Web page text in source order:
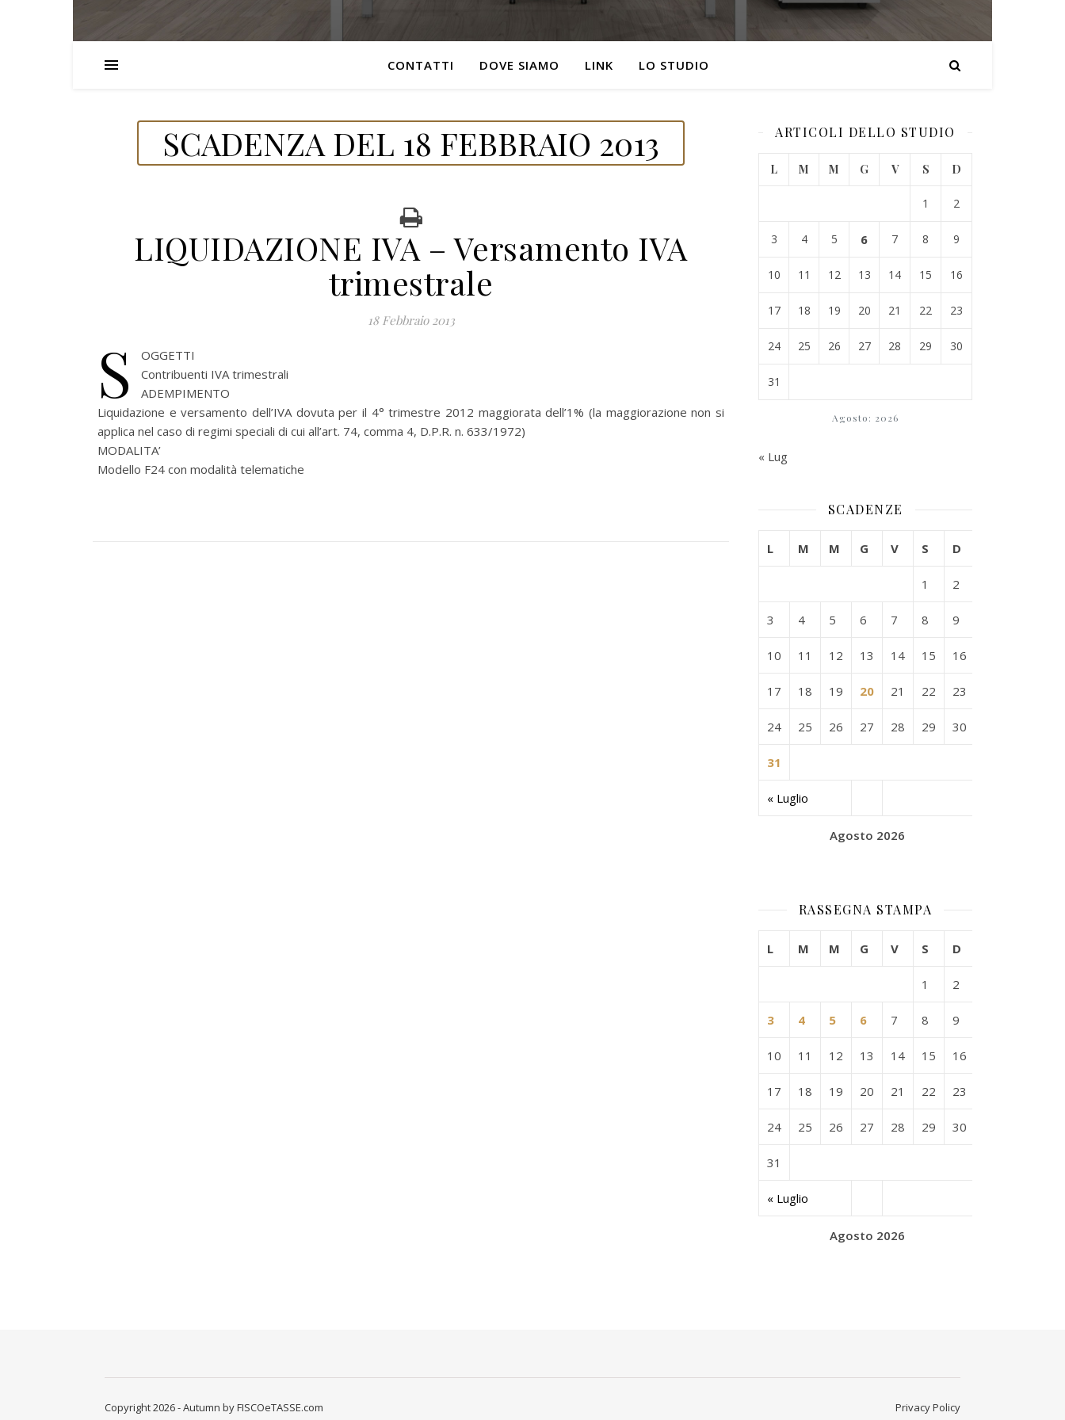
CONTATTI DOVE SIAMO LINK LO STUDIO
SCADENZA DEL 18 FEBBRAIO 2013
LIQUIDAZIONE IVA – Versamento IVA
trimestrale
18 Febbraio 2013
S
OGGETTI
Contribuenti IVA trimestrali
ADEMPIMENTO
Liquidazione e versamento dell’IVA dovuta per il 4° trimestre 2012 maggiorata dell’1% (la maggiorazione non si
applica nel caso di regimi speciali di cui all’art. 74, comma 4, D.P.R. n. 633/1972)
MODALITA’
Modello F24 con modalità telematiche
ARTICOLI DELLO STUDIO
Agosto: 2026
L M M G V S D
1 2
3 4 5 6 7 8 9
10 11 12 13 14 15 16
17 18 19 20 21 22 23
24 25 26 27 28 29 30
31
« Lug
SCADENZE
Agosto 2026
L M M G V S D
« Luglio
1 2
3 4 5 6 7 8 9
10 11 12 13 14 15 16
17 18 19 20 21 22 23
24 25 26 27 28 29 30
31
RASSEGNA STAMPA
Agosto 2026
L M M G V S D
« Luglio
1 2
3 4 5 6 7 8 9
10 11 12 13 14 15 16
17 18 19 20 21 22 23
24 25 26 27 28 29 30
31
Privacy Policy
Copyright 2026 - Autumn by FISCOeTASSE.com